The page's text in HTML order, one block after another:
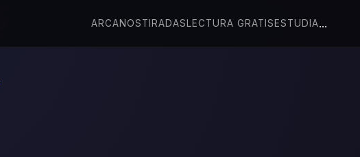
ARCANOSTIRADAS LECTURA GRATIS ESTUDIA...